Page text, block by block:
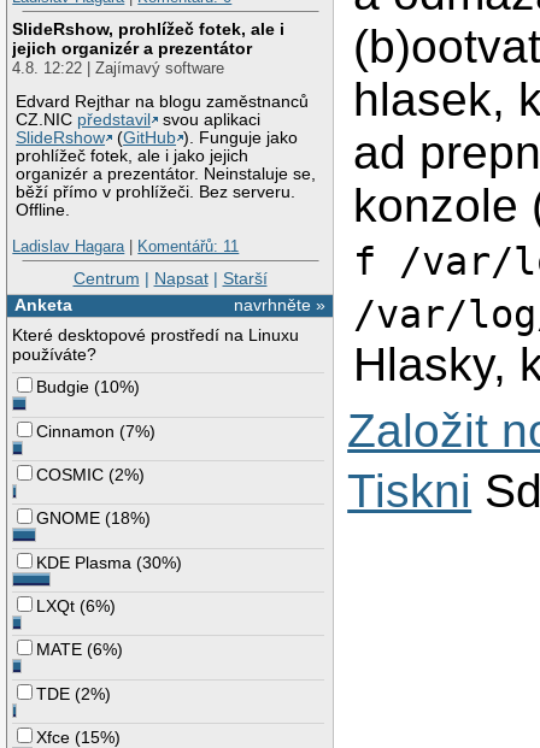
SlideRshow, prohlížeč fotek, ale i
jejich organizér a prezentátor
4.8. 12:22 | Zajímavý software
Edvard Rejthar na blogu zaměstnanců
CZ.NIC představil
svou aplikaci
SlideRshow
(GitHub ). Funguje jako
prohlížeč fotek, ale i jako jejich
organizér a prezentátor. Neinstaluje se,
běží přímo v prohlížeči. Bez serveru.
Offline.
Ladislav Hagara| Komentářů: 11
Centrum | Napsat| Starší
navrhněte »
Anketa
Které desktopové prostředí na Linuxu
používáte?
Budgie (10%)
Cinnamon (7%)
COSMIC (2%)
GNOME (18%)
KDE Plasma (30%)
LXQt (6%)
MATE (6%)
TDE (2%)
Xfce (15%)
hlasek,
ad
konzole
f /var/
/var/
Hlasky,
Založit
Tiskni